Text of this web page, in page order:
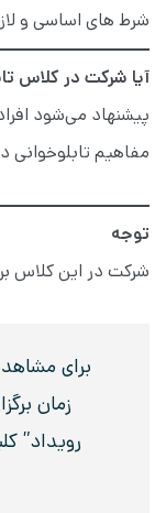
شرط های اساسی و
آیا شرکت در کلاس
پیشنهاد می‌شود
مفاهیم تابلوخوانی
توجه
شرکت در این کلاس
برای
زمان
رویداد”